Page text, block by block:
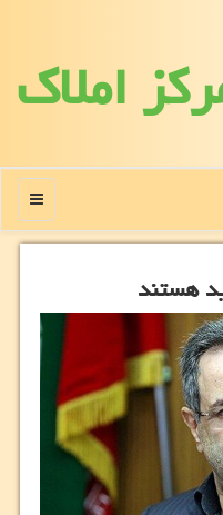
املاك
منو
هستند